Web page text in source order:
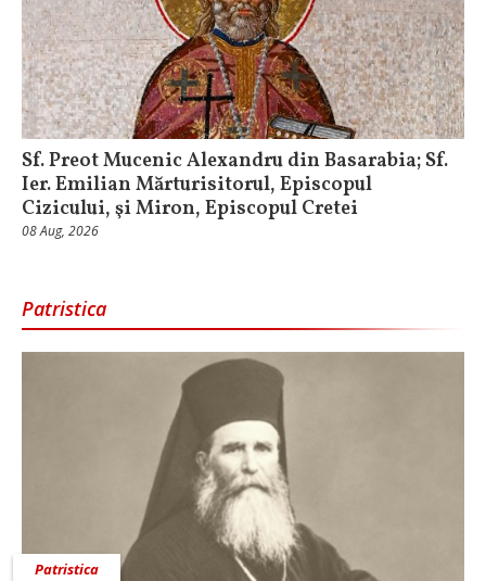
Sf. Preot Mucenic Alexandru din Basarabia; Sf.
Ier. Emilian Mărturisitorul, Episcopul
Cizicului, şi Miron, Episcopul Cretei
08 Aug, 2026
Patristica
Patristica